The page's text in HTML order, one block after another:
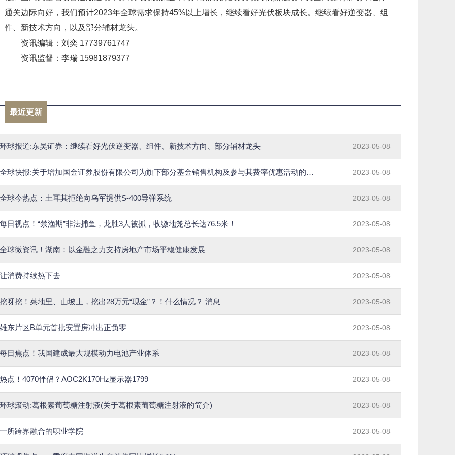
通关边际向好，我们预计2023年全球需求保持45%以上增长，继续看好光伏板块成长。继续看好逆变器、组
件、新技术方向，以及部分辅材龙头。
资讯编辑：刘奕 17739761747
资讯监督：李瑞 15981879377
最近更新
环球报道:东吴证券：继续看好光伏逆变器、组件、新技术方向、部分辅材龙头 2023-05-08
全球快报:关于增加国金证券股份有限公司为旗下部分基金销售机构及参与其费率优惠活动的公告 2023-05-08
全球今热点：土耳其拒绝向乌军提供S-400导弹系统 2023-05-08
每日视点！“禁渔期”非法捕鱼，龙胜3人被抓，收缴地笼总长达76.5米！ 2023-05-08
全球微资讯！湖南：以金融之力支持房地产市场平稳健康发展 2023-05-08
让消费持续热下去 2023-05-08
挖呀挖！菜地里、山坡上，挖出28万元“现金”？！什么情况？ 消息 2023-05-08
雄东片区B单元首批安置房冲出正负零 2023-05-08
每日焦点！我国建成最大规模动力电池产业体系 2023-05-08
热点！4070伴侣？AOC2K170Hz显示器1799 2023-05-08
环球滚动:葛根素葡萄糖注射液(关于葛根素葡萄糖注射液的简介) 2023-05-08
一所跨界融合的职业学院 2023-05-08